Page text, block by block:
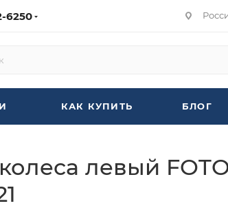
6250
КАК КУПИТЬ БЛОГ
левый